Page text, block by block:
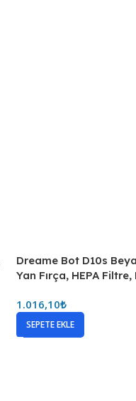
Dreame Bot D10s
Yan Fırça, HEPA
1.016,10₺
SEPETE EKLE